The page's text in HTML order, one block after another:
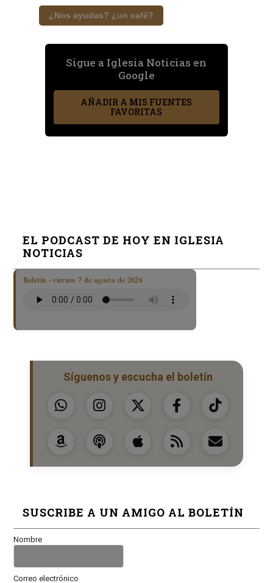
¿Nos ayudas? ¿un café?
Sigue a Iglesia Noticias en
Google
AÑADIR A MIS FUENTES
FAVORITAS
EL PODCAST DE HOY EN IGLESIA
NOTICIAS
Boletín · viernes 7 de agosto de 2026
Síguenos y escucha el boletín
SUSCRIBE A UN AMIGO AL BOLETÍN
Nombre
Correo electrónico